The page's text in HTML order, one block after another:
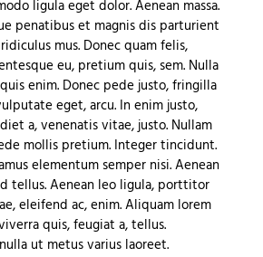
ligula eget dolor. Aenean massa.
penatibus et magnis dis parturient
mus. Donec quam felis,
eu, pretium quis, sem. Nulla
enim. Donec pede justo, fringilla
eget, arcu. In enim justo,
a, venenatis vitae, justo. Nullam
mollis pretium. Integer tincidunt.
elementum semper nisi. Aenean
tellus. Aenean leo ligula, porttitor
eleifend ac, enim. Aliquam lorem
quis, feugiat a, tellus.
ut metus varius laoreet.